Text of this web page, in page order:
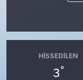
HISSEDILEN
3°